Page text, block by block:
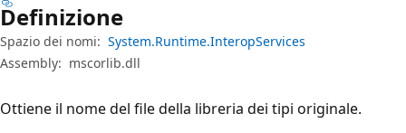
Definizione
Spazio dei nomi: System.Runtime.InteropServices
Assembly: mscorlib.dll
Ottiene il nome del file della libreria dei tipi originale.